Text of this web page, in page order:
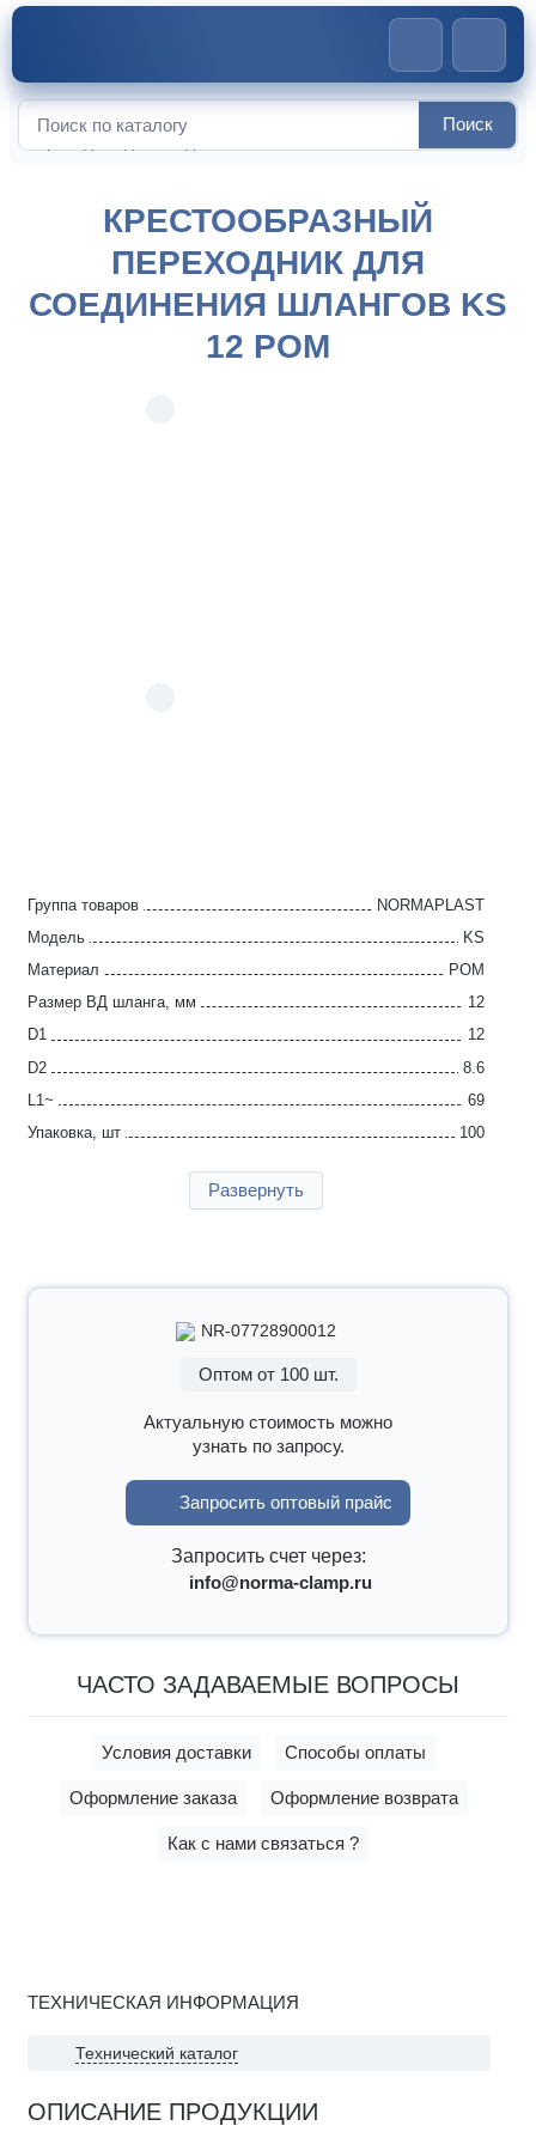
Искать:
Поиск
Главная
Крестообразный
переходник для соединения шлангов KS 12 POM
КРЕСТООБРАЗНЫЙ
ПЕРЕХОДНИК ДЛЯ
СОЕДИНЕНИЯ ШЛАНГОВ KS
12 POM
Группа товаров
NORMAPLAST
Модель
KS
Материал
POM
Размер ВД шланга, мм
12
D1
12
D2
8.6
L1~
69
Упаковка, шт
100
Развернуть
NR-07728900012
Оптом от 100 шт.
Актуальную стоимость можно
узнать по запросу.
Запросить оптовый прайс
Запросить счет через:
info@norma-clamp.ru
ЧАСТО ЗАДАВАЕМЫЕ ВОПРОСЫ
Условия доставки Способы оплаты
Оформление заказа Оформление возврата
Как с нами связаться ?
ТЕХНИЧЕСКАЯ ИНФОРМАЦИЯ
Технический каталог
ОПИСАНИЕ ПРОДУКЦИИ